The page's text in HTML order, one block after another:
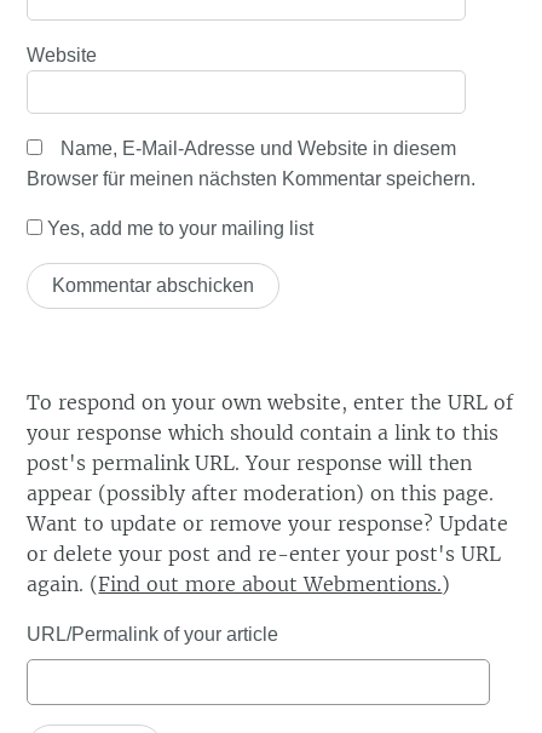
Website
Name, E-Mail-Adresse und Website in diesem
Browser für meinen nächsten Kommentar speichern.
Yes, add me to your mailing list
To respond on your own website, enter the URL of
your response which should contain a link to this
post's permalink URL. Your response will then
appear (possibly after moderation) on this page.
Want to update or remove your response? Update
or delete your post and re-enter your post's URL
again. (Find out more about Webmentions.)
URL/Permalink of your article